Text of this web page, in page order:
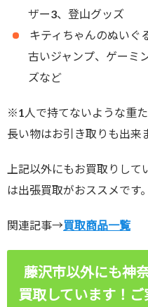
ザー3、登山グッズ
キティちゃんのぬいぐ
古いジャンプ、ゲーミ
ズなど
※1人で持てないような重
長い物はお引き取りも出来
上記以外にもお買取りし
は出張買取がおススメです。
関連記事→買取商品一覧
藤沢市以外にも神
買取しています！ご